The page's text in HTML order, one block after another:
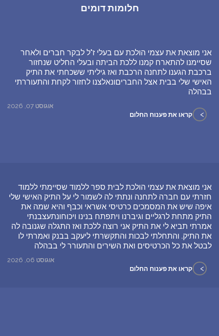
חלומות דומים
אני מוצאת את עצמי הולכת עם בעלי ז"ל לבקר חברים ולאחר
שסיימנו להתארח קמנו ללכת הביתה ובעלי החליט שנחזור
ברכבת הגענו לתחנה הרכבת ואז גיליתי ששכחתי את התיק
האישי שלי בבית אצל החבריםונאלצנו לחזור לקחת והתעוררתי
בבהלה
אוגוסט 07, 2026
> קראו את פענוח החלום
אני מוצאת את עצמי הולכת לבית ספר ללמוד שסיימתי ללמוד
חזרתי עם חברה לתחנה ונתתי לה לשמור לי על התיק האישי שלי
איפה שיש את המסמכים כרטיסי אשראי וכבף והיא שמה את
התיק מתחת לרגליים וגיברנו ויתפתח בנינו ויכוחונתעצבנתי
אמרתי תביא לי את התיק אני רוצה ללכת ואז התגלה שגנובה לה
את התיק. והתחלתי לבכות והתקשרתי ליעקב בבנק ואמרתי לו
לבטל את כל הכרטיסים ואת השירים והתעורר לי בבהלה
אוגוסט 06, 2026
> קראו את פענוח החלום